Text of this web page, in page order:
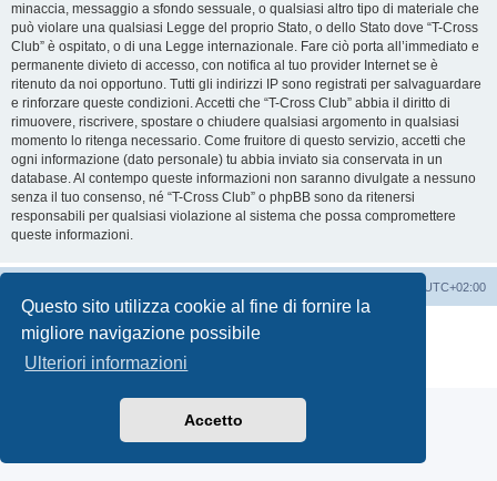
Questo sito utilizza cookie al fine di fornire la
migliore navigazione possibile
Ulteriori informazioni
Accetto
minaccia, messaggio a sfondo sessuale, o qualsiasi altro tipo di materiale che
può violare una qualsiasi Legge del proprio Stato, o dello Stato dove “T-Cross
Club” è ospitato, o di una Legge internazionale. Fare ciò porta all’immediato e
permanente divieto di accesso, con notifica al tuo provider Internet se è
ritenuto da noi opportuno. Tutti gli indirizzi IP sono registrati per salvaguardare
e rinforzare queste condizioni. Accetti che “T-Cross Club” abbia il diritto di
rimuovere, riscrivere, spostare o chiudere qualsiasi argomento in qualsiasi
momento lo ritenga necessario. Come fruitore di questo servizio, accetti che
ogni informazione (dato personale) tu abbia inviato sia conservata in un
database. Al contempo queste informazioni non saranno divulgate a nessuno
senza il tuo consenso, né “T-Cross Club” o phpBB sono da ritenersi
responsabili per qualsiasi violazione al sistema che possa compromettere
queste informazioni.
UTC+02:00
Creato da
® Forum Software © phpBB Limited
Traduzione Italiana